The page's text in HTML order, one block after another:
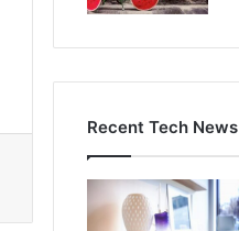
Recent Tech News